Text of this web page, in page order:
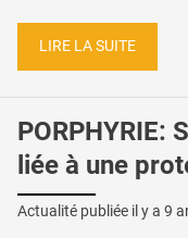
LIRE LA SUITE
PORPHYRIE:
liée à une
Actualité publiée il y a 9